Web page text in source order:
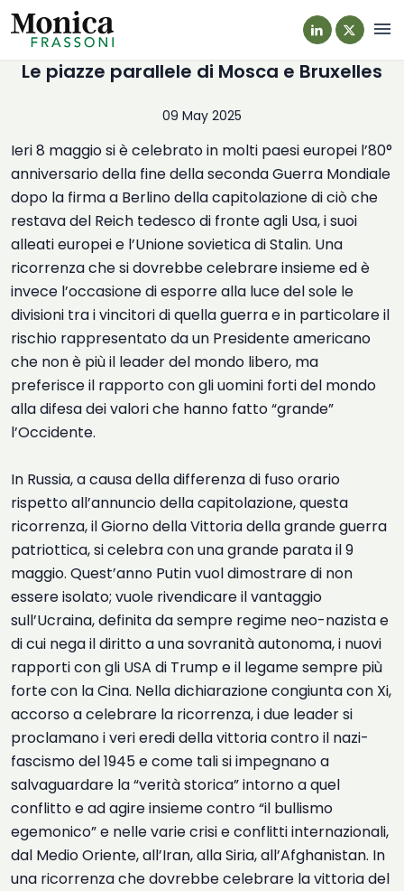
Le piazze parallele di Mosca e Bruxelles
09 May 2025
Ieri 8 maggio si è celebrato in molti paesi europei l’80°
anniversario della fine della seconda Guerra Mondiale
dopo la firma a Berlino della capitolazione di ciò che
restava del Reich tedesco di fronte agli Usa, i suoi
alleati europei e l’Unione sovietica di Stalin. Una
ricorrenza che si dovrebbe celebrare insieme ed è
invece l’occasione di esporre alla luce del sole le
divisioni tra i vincitori di quella guerra e in particolare il
rischio rappresentato da un Presidente americano
che non è più il leader del mondo libero, ma
preferisce il rapporto con gli uomini forti del mondo
alla difesa dei valori che hanno fatto “grande”
l’Occidente.
In Russia, a causa della differenza di fuso orario
rispetto all’annuncio della capitolazione, questa
ricorrenza, il Giorno della Vittoria della grande guerra
patriottica, si celebra con una grande parata il 9
maggio. Quest’anno Putin vuol dimostrare di non
essere isolato; vuole rivendicare il vantaggio
sull’Ucraina, definita da sempre regime neo-nazista e
di cui nega il diritto a una sovranità autonoma, i nuovi
rapporti con gli USA di Trump e il legame sempre più
forte con la Cina. Nella dichiarazione congiunta con Xi,
accorso a celebrare la ricorrenza, i due leader si
proclamano i veri eredi della vittoria contro il nazi-
fascismo del 1945 e come tali si impegnano a
salvaguardare la “verità storica” intorno a quel
conflitto e ad agire insieme contro “il bullismo
egemonico” e nelle varie crisi e conflitti internazionali,
dal Medio Oriente, all’Iran, alla Siria, all’Afghanistan. In
una ricorrenza che dovrebbe celebrare la vittoria del